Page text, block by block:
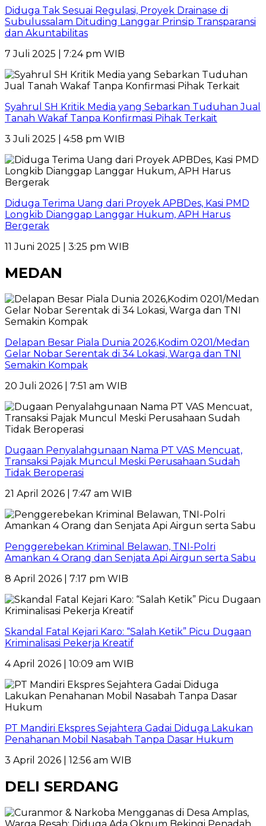
Diduga Tak Sesuai Regulasi, Proyek Drainase di
Subulussalam Dituding Langgar Prinsip Transparansi
dan Akuntabilitas
7 Juli 2025 | 7:24 pm WIB
Syahrul SH Kritik Media yang Sebarkan Tuduhan Jual
Tanah Wakaf Tanpa Konfirmasi Pihak Terkait
3 Juli 2025 | 4:58 pm WIB
Diduga Terima Uang dari Proyek APBDes, Kasi PMD
Longkib Dianggap Langgar Hukum, APH Harus
Bergerak
11 Juni 2025 | 3:25 pm WIB
MEDAN
Delapan Besar Piala Dunia 2026,Kodim 0201/Medan
Gelar Nobar Serentak di 34 Lokasi, Warga dan TNI
Semakin Kompak
20 Juli 2026 | 7:51 am WIB
Dugaan Penyalahgunaan Nama PT VAS Mencuat,
Transaksi Pajak Muncul Meski Perusahaan Sudah
Tidak Beroperasi
21 April 2026 | 7:47 am WIB
Penggerebekan Kriminal Belawan, TNI-Polri
Amankan 4 Orang dan Senjata Api Airgun serta Sabu
8 April 2026 | 7:17 pm WIB
Skandal Fatal Kejari Karo: “Salah Ketik” Picu Dugaan
Kriminalisasi Pekerja Kreatif
4 April 2026 | 10:09 am WIB
PT Mandiri Ekspres Sejahtera Gadai Diduga Lakukan
Penahanan Mobil Nasabah Tanpa Dasar Hukum
3 April 2026 | 12:56 am WIB
DELI SERDANG